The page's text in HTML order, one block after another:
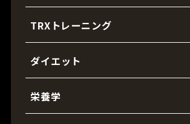
TRXトレーニング
ダイエット
栄養学